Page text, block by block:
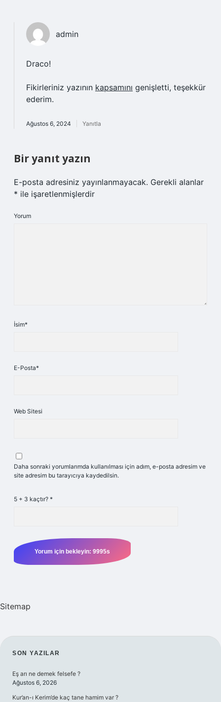
admin
Draco!
Fikirleriniz yazının kapsamını genişletti, teşekkür
ederim.
Ağustos 6, 2024 Yanıtla
Bir yanıt yazın
E-posta adresiniz yayınlanmayacak. Gerekli alanlar
* ile işaretlenmişlerdir
Yorum
İsim*
E-Posta*
Web Sitesi
Daha sonraki yorumlarımda kullanılması için adım, e-posta adresim ve
site adresim bu tarayıcıya kaydedilsin.
5 + 3 kaçtır? *
Sitemap
SIDEBAR
SON YAZILAR
Eş arı ne demek felsefe ?
Ağustos 6, 2026
Kur’an-ı Kerim’de kaç tane hamim var ?